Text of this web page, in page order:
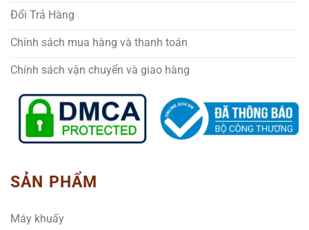
Đổi Trả Hàng
Chính sách mua hàng và thanh toán
Chính sách vận chuyển và giao hàng
SẢN PHẨM
Máy khuấy